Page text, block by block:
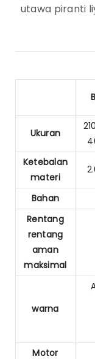
utawa piranti
Ukuran
Ketebalan
materi
Bahan
Rentang
rentang
aman
maksimal
warna
Motor